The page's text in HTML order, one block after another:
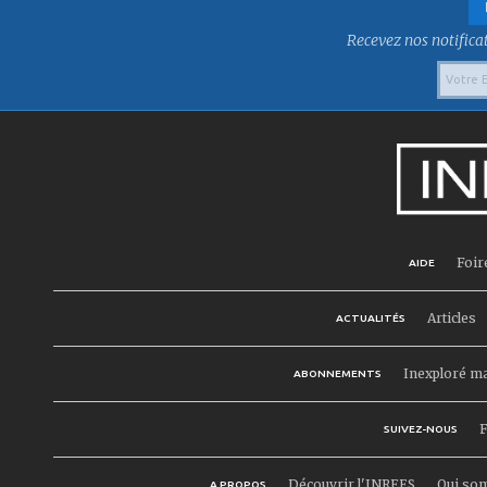
Recevez nos
AIDE
ACTUALITÉS Articles
ABONNEMENTS Inexploré
SUIVEZ-NOUS
A PROPOS